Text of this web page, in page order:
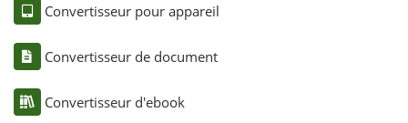
Convertisseur pour appareil
Convertisseur de document
Convertisseur d'ebook